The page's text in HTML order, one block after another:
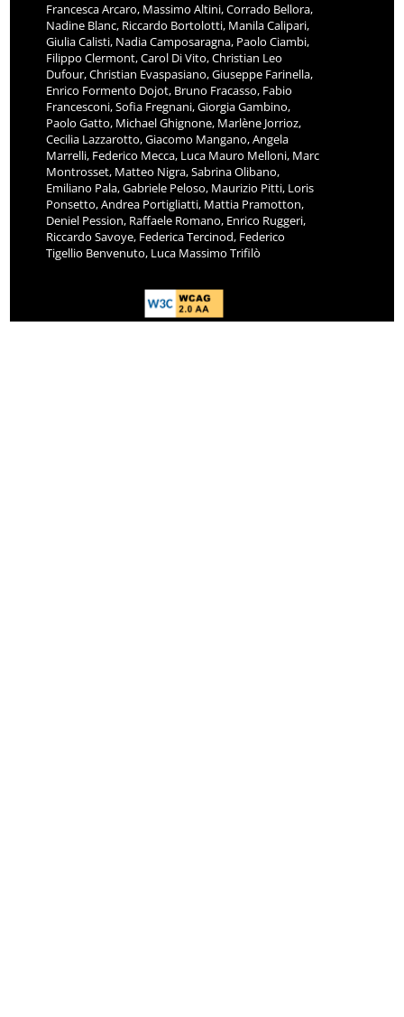
Francesca Arcaro, Massimo Altini, Corrado Bellora,
Nadine Blanc, Riccardo Bortolotti, Manila Calipari,
Giulia Calisti, Nadia Camposaragna, Paolo Ciambi,
Filippo Clermont, Carol Di Vito, Christian Leo
Dufour, Christian Evaspasiano, Giuseppe Farinella,
Enrico Formento Dojot, Bruno Fracasso, Fabio
Francesconi, Sofia Fregnani, Giorgia Gambino,
Paolo Gatto, Michael Ghignone, Marlène Jorrioz,
Cecilia Lazzarotto, Giacomo Mangano, Angela
Marrelli, Federico Mecca, Luca Mauro Melloni, Marc
Montrosset, Matteo Nigra, Sabrina Olibano,
Emiliano Pala, Gabriele Peloso, Maurizio Pitti, Loris
Ponsetto, Andrea Portigliatti, Mattia Pramotton,
Deniel Pession, Raffaele Romano, Enrico Ruggeri,
Riccardo Savoye, Federica Tercinod, Federico
Tigellio Benvenuto, Luca Massimo Trifilò